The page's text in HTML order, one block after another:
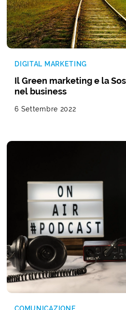
DIGITAL MARKETING
Il Green marketing e la
nel business
6 Settembre 2022